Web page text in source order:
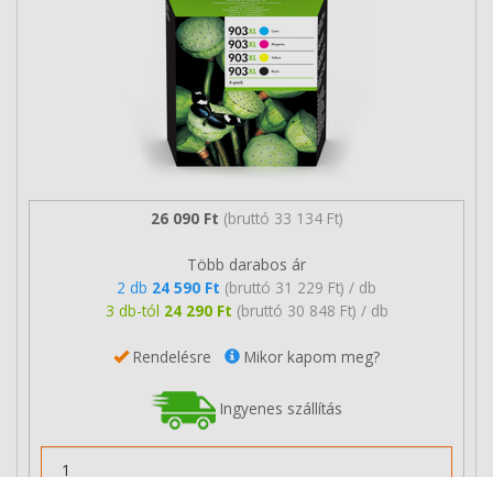
26 090 Ft (bruttó 33 134 Ft)
Több darabos ár
2 db 24 590 Ft (bruttó 31 229 Ft) / db
3 db-tól 24 290 Ft (bruttó 30 848 Ft) / db
Rendelésre Mikor kapom meg?
Ingyenes szállítás